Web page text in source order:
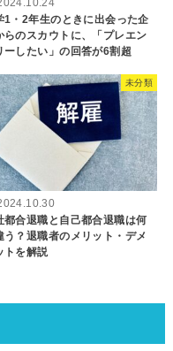
1・2年生のときに出会った企
らのスカウトに、「プレエン
ーしたい」の回答が6割超
未分類
都合退職と自己都合退職は何
う？退職者のメリット・デメ
トを解説